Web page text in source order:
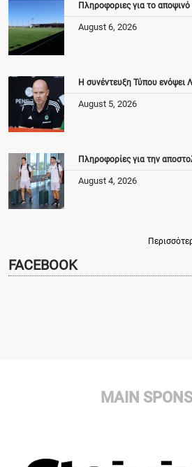
Πληροφοριες για το αποψινό
August 6, 2026
Η συνέντευξη Τύπου ενόψει
August 5, 2026
Πληροφορίες για την
August 4, 2026
FACEBOOK
MAIN